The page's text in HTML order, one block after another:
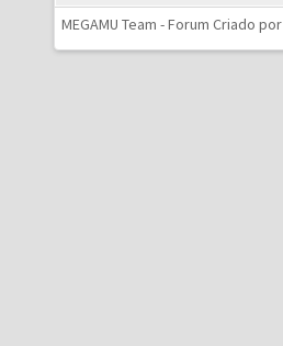
MEGAMU Team - Forum Criado por